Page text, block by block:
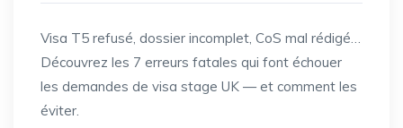
Visa T5 refusé, dossier incomplet, CoS mal rédigé…
Découvrez les 7 erreurs fatales qui font échouer
les demandes de visa stage UK — et comment les
éviter.